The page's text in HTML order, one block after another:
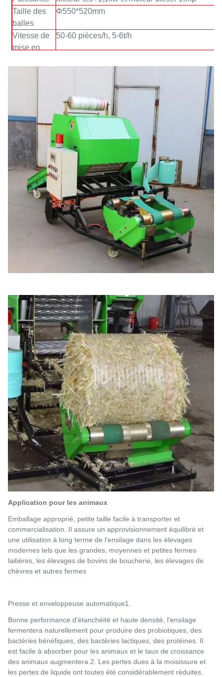
Taille des
balles
Φ550*520mm
Vitesse de
mise en
50-60 pièces/h, 5-6t/h
Taille de la
machine
3520*1650*1650mm
850kg
Poids des
balles
65-100kg/balle
Densité des
balles
450-500kg/m³
Vitesse
d'emballage
du film
13s pour un film à 2 couches, 19s pour un film
à 3 couches
Application pour les animaux
Emballage approprié, petite taille facile à transporter et
commercialisation. Il assure un approvisionnement équilibré et
une utilisation à long terme de l'ensilage dans les élevages
modernes tels que les grandes, moyennes et petites fermes
laitières, les élevages de bovins de boucherie, les élevages de
chèvres et autres fermes
Presse et enveloppeuse automatique1.
Bonne performance d'étanchéité et haute densité, l'ensilage
fermentera naturellement pour produire des probiotiques, des
bactéries bénéfiques, des bactéries lactiques, des protéines. Il
est facile à absorber pour les animaux et le taux de croissance
des animaux augmentera.2. Les pertes dues à la moisissure et
les pertes de liquide ont toutes été considérablement réduites.